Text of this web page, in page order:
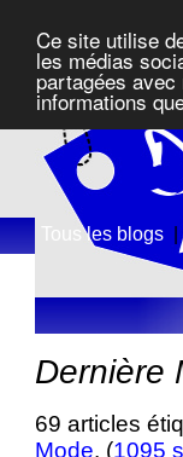
Ce site utilise
les médias
partagées
informations
Tous les blogs
Dernière
69 articles
Mode. (1095